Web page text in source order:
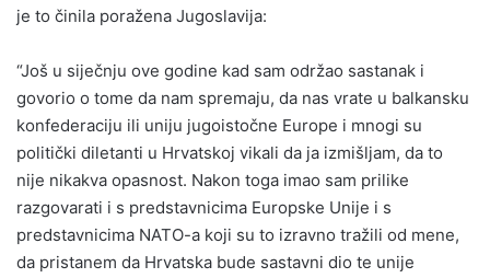
je to činila poražena Jugoslavija:
“Još u siječnju ove godine kad sam održao sastanak i
govorio o tome da nam spremaju, da nas vrate u balkansku
konfederaciju ili uniju jugoistočne Europe i mnogi su
politički diletanti u Hrvatskoj vikali da ja izmišljam, da to
nije nikakva opasnost. Nakon toga imao sam prilike
razgovarati i s predstavnicima Europske Unije i s
predstavnicima NATO-a koji su to izravno tražili od mene,
da pristanem da Hrvatska bude sastavni dio te unije